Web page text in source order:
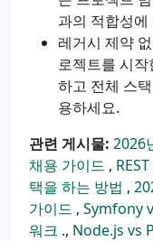
과의 적합성
레거시 제약
로젝트를 시
하고 전체 스
용하세요.
관련 게시물: 2026
채용 가이드 ,
택을 하는 방법 ,
가이드 , Symfony
워크 ., Node.js vs